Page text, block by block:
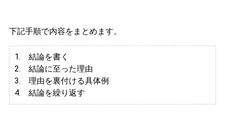
下記手順で内容をまとめます。
1. 結論を書く
2. 結論に至った理由
3. 理由を裏付ける具体例
4. 結論を繰り返す